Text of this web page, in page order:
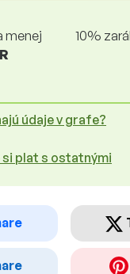
menej
10%
údaje v grafe?
plat s ostatnými